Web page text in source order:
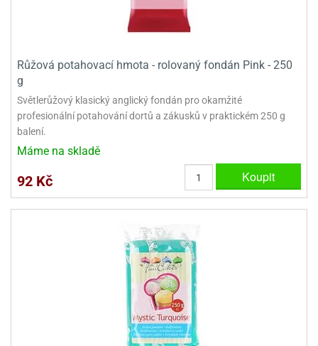
Růžová potahovací hmota - rolovaný fondán Pink - 250
g
Světlerůžový klasický anglický fondán pro okamžité
profesionální potahování dortů a zákusků v praktickém 250 g
balení.
Máme na skladě
92 Kč Koupit